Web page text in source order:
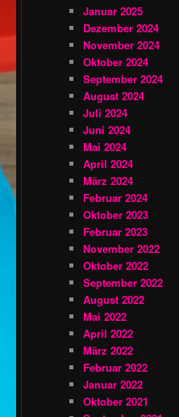
Januar 2025
Dezember 2024
November 2024
Oktober 2024
September 2024
August 2024
Juli 2024
Juni 2024
Mai 2024
April 2024
März 2024
Februar 2024
Oktober 2023
Februar 2023
November 2022
Oktober 2022
September 2022
August 2022
Mai 2022
April 2022
März 2022
Februar 2022
Januar 2022
Oktober 2021